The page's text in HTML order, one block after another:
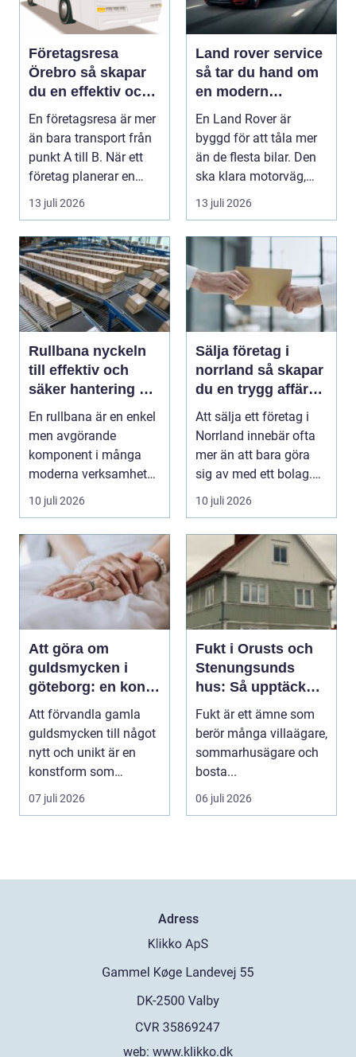
Företagsresa
Örebro så skapar
du en effektiv och
minnesvärd resa
En företagsresa är mer
än bara transport från
punkt A till B. När ett
företag planerar en
resa för m...
13 juli 2026
Land rover service
så tar du hand om
en modern
klassiker
En Land Rover är
byggd för att tåla mer
än de flesta bilar. Den
ska klara motorväg,
stadstrafik, gru...
13 juli 2026
Rullbana nyckeln
till effektiv och
säker hantering av
gods
En rullbana är en enkel
men avgörande
komponent i många
moderna verksamheter.
Den används för att fl...
10 juli 2026
Sälja företag i
norrland så skapar
du en trygg affär
från start till mål
Att sälja ett företag i
Norrland innebär ofta
mer än att bara göra
sig av med ett bolag.
För många ä...
10 juli 2026
Att göra om
guldsmycken i
göteborg: en konst
att förnya det
gamla
Att förvandla gamla
guldsmycken till något
nytt och unikt är en
konstform som
kombinerar
traditionel...
07 juli 2026
Fukt i Orusts och
Stenungsunds
hus: Så upptäcker
och åtgärdar du
problemet
Fukt är ett ämne som
berör många villaägare,
sommarhusägare och
bosta...
06 juli 2026
Adress
web: www.klikko.dk